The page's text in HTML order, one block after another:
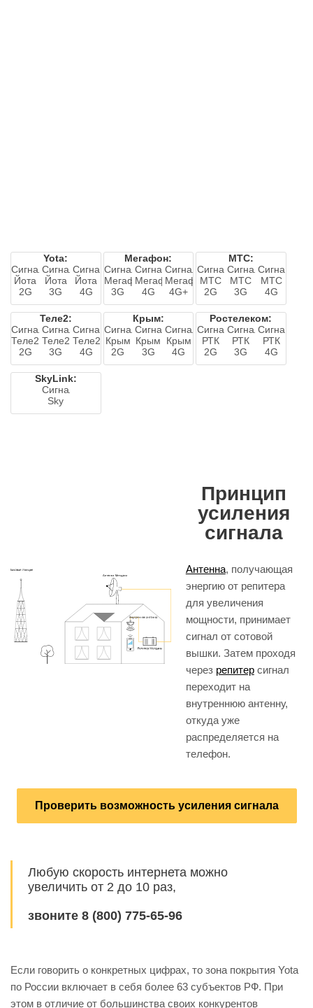
Yota:
Сигнал
Йота
2G
Сигнал
Йота
3G
Сигнал
Йота
4G
Мегафон:
Сигнал
Мегафон
3G
Сигнал
Мегафон
4G
Сигнал
Мегафон
4G+
МТС:
Сигнал
МТС
2G
Сигнал
МТС
3G
Сигнал
МТС
4G
Теле2:
Сигнал
Теле2
2G
Сигнал
Теле2
3G
Сигнал
Теле2
4G
Крым:
Сигнал
Крым
2G
Сигнал
Крым
3G
Сигнал
Крым
4G
Ростелеком:
Сигнал
РТК
2G
Сигнал
РТК
3G
Сигнал
РТК
4G
SkyLink:
Сигнал
Sky
Принцип
усиления
сигнала
Антенна, получающая
энергию от репитера
для увеличения
мощности, принимает
сигнал от сотовой
вышки. Затем проходя
через репитерсигнал
переходит на
внутреннюю антенну,
откуда уже
распределяется на
телефон.
Проверить возможность усиления сигнала
Любую скорость интернета можно
увеличить от 2 до 10 раз,
звоните 8 (800) 775-65-96
Если говорить о конкретных цифрах, то зона покрытия Yota
по России включает в себя более 63 субъектов РФ. При
этом в отличие от большинства своих конкурентов